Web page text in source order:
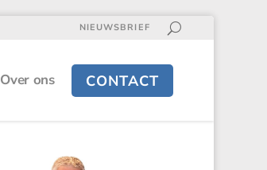
NIEUWSBRIEF
Over ons CONTACT